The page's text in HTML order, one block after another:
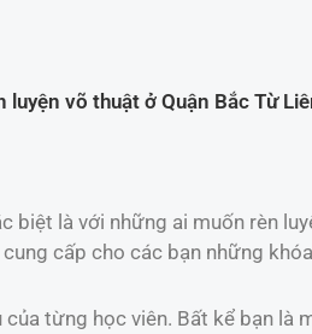
luyện võ thuật ở Quận Bắc Từ
là với những ai muốn rèn
cấp cho các bạn những
từng học viên. Bất kể bạn